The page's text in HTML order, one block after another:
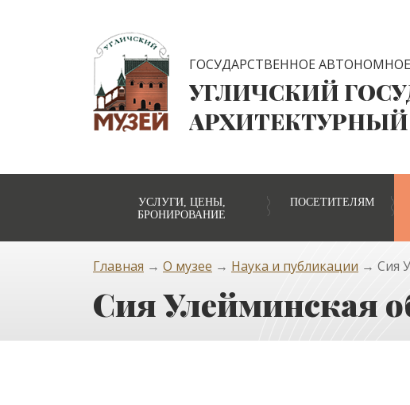
ГОСУДАРСТВЕННОЕ
УГЛИЧСКИЙ
УСЛУГИ, ЦЕНЫ,
БРОНИРОВАНИЕ
ПОСЕТИТЕЛЯМ
Главная → О музее → Наука и публикации → Сия
Сия Улейминская